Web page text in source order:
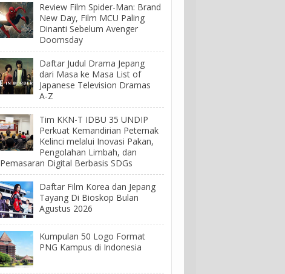
Review Film Spider-Man: Brand
New Day, Film MCU Paling
Dinanti Sebelum Avenger
Doomsday
Daftar Judul Drama Jepang
dari Masa ke Masa List of
Japanese Television Dramas
A-Z
Tim KKN-T IDBU 35 UNDIP
Perkuat Kemandirian Peternak
Kelinci melalui Inovasi Pakan,
Pengolahan Limbah, dan
Pemasaran Digital Berbasis SDGs
Daftar Film Korea dan Jepang
Tayang Di Bioskop Bulan
Agustus 2026
Kumpulan 50 Logo Format
PNG Kampus di Indonesia